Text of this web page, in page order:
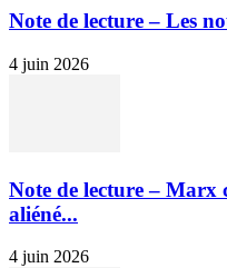
Note de lecture – Les
4 juin 2026
Note de lecture –
aliéné...
4 juin 2026